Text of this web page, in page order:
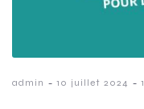
admin - 10 juillet 2024 -